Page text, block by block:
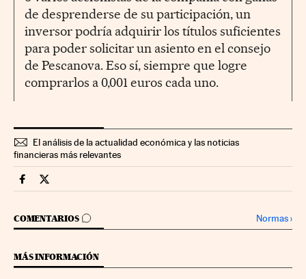
de desprenderse de su participación, un
inversor podría adquirir los títulos suficientes
para poder solicitar un asiento en el consejo
de Pescanova. Eso sí, siempre que logre
comprarlos a 0,001 euros cada uno.
El análisis de la actualidad económica y las noticias
financieras más relevantes
Companias Cinco Días en Facebook
Companias Cinco Días en Twitter
COMENTARIOS
IR A LOS COMENTARIOS Normas›
MÁS INFORMACIÓN